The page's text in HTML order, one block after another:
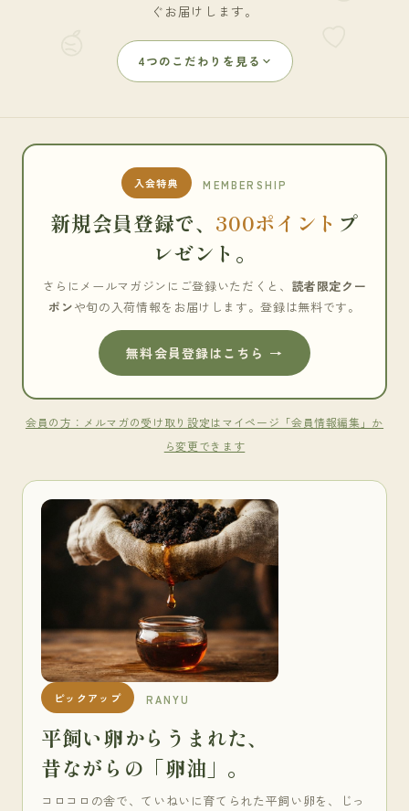
ぐお届けします。
4つのこだわりを見る
入会特典 MEMBERSHIP
新規会員登録で、 300ポイント プ
レゼント。
さらにメールマガジンにご登録いただくと、 読者限定クー
ポンや旬の入荷情報をお届けします。登録は無料です。
無料会員登録はこちら →
会員の方：メルマガの受け取り設定はマイページ「会員情報編集」か
ら変更できます
ピックアップ RANYU
平飼い卵からうまれた、
昔ながらの「卵油」。
コロコロの舎で、ていねいに育てられた平飼い卵を、じっ